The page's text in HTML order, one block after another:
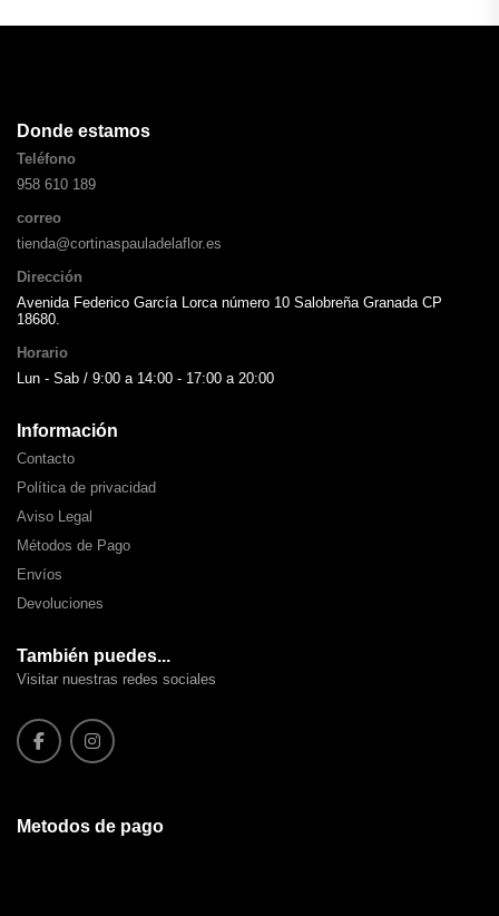
Donde estamos
Teléfono
958 610 189
correo
tienda@cortinaspauladelaflor.es
Dirección
Avenida Federico García Lorca número 10 Salobreña Granada CP
18680.
Horario
Lun - Sab / 9:00 a 14:00 - 17:00 a 20:00
Información
Contacto
Política de privacidad
Aviso Legal
Métodos de Pago
Envíos
Devoluciones
También puedes...
Visitar nuestras redes sociales
Metodos de pago